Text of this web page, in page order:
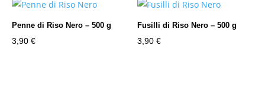
Penne di Riso Nero – 500 g
3,90 €
Fusilli di Riso Nero – 500 g
3,90€